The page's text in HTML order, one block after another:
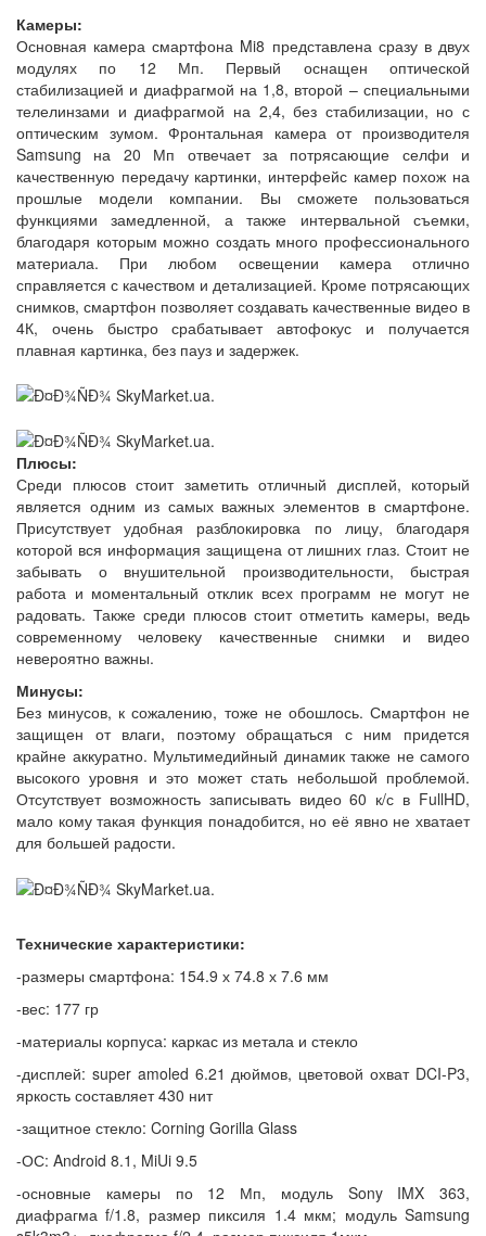
Камеры:
Основная камера смартфона Mi8 представлена сразу в двух
модулях по 12 Мп. Первый оснащен оптической
стабилизацией и диафрагмой на 1,8, второй – специальными
телелинзами и диафрагмой на 2,4, без стабилизации, но с
оптическим зумом. Фронтальная камера от производителя
Samsung на 20 Мп отвечает за потрясающие селфи и
качественную передачу картинки, интерфейс камер похож на
прошлые модели компании. Вы сможете пользоваться
функциями замедленной, а также интервальной съемки,
благодаря которым можно создать много профессионального
материала. При любом освещении камера отлично
справляется с качеством и детализацией. Кроме потрясающих
снимков, смартфон позволяет создавать качественные видео в
4К, очень быстро срабатывает автофокус и получается
плавная картинка, без пауз и задержек.
Плюсы:
Среди плюсов стоит заметить отличный дисплей, который
является одним из самых важных элементов в смартфоне.
Присутствует удобная разблокировка по лицу, благодаря
которой вся информация защищена от лишних глаз. Стоит не
забывать о внушительной производительности, быстрая
работа и моментальный отклик всех программ не могут не
радовать. Также среди плюсов стоит отметить камеры, ведь
современному человеку качественные снимки и видео
невероятно важны.
Минусы:
Без минусов, к сожалению, тоже не обошлось. Смартфон не
защищен от влаги, поэтому обращаться с ним придется
крайне аккуратно. Мультимедийный динамик также не самого
высокого уровня и это может стать небольшой проблемой.
Отсутствует возможность записывать видео 60 к/с в FullHD,
мало кому такая функция понадобится, но её явно не хватает
для большей радости.
Технические характеристики:
-размеры смартфона: 154.9 х 74.8 х 7.6 мм
-вес: 177 гр
-материалы корпуса: каркас из метала и стекло
-дисплей: super amoled 6.21 дюймов, цветовой охват DCI-P3,
яркость составляет 430 нит
-защитное стекло: Corning Gorilla Glass
-ОС: Android 8.1, MiUi 9.5
-основные камеры по 12 Мп, модуль Sony IMX 363,
диафрагма f/1.8, размер пиксиля 1.4 мкм; модуль Samsung